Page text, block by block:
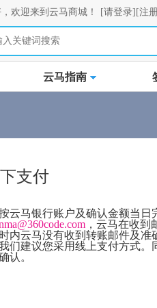
欢迎来到云马商城！ [请登录] [注
云马指南
支付
云马银行账户及确认金额当日
，云马在收到
内云马没有收到转账邮件及准
们建议您采用线上支付方式。
认。